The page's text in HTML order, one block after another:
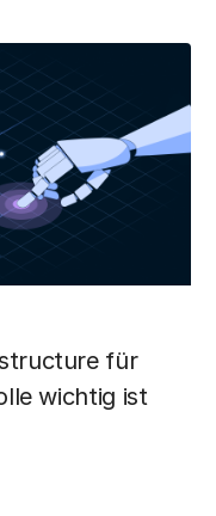
für
wichtig ist